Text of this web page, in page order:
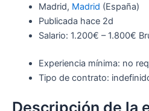
Madrid, Madrid (España)
Publicada hace 2d
Salario: 1.200€ – 1.800€
Experiencia mínima: no
Tipo de contrato: